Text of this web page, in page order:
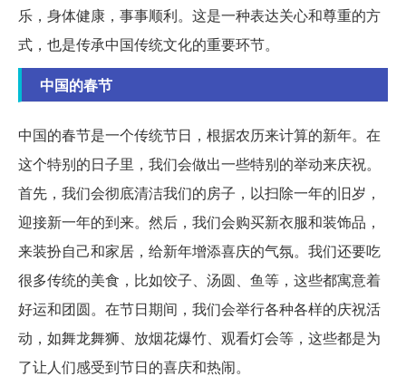
乐，身体健康，事事顺利。这是一种表达关心和尊重的方
式，也是传承中国传统文化的重要环节。
中国的春节
中国的春节是一个传统节日，根据农历来计算的新年。在
这个特别的日子里，我们会做出一些特别的举动来庆祝。
首先，我们会彻底清洁我们的房子，以扫除一年的旧岁，
迎接新一年的到来。然后，我们会购买新衣服和装饰品，
来装扮自己和家居，给新年增添喜庆的气氛。我们还要吃
很多传统的美食，比如饺子、汤圆、鱼等，这些都寓意着
好运和团圆。在节日期间，我们会举行各种各样的庆祝活
动，如舞龙舞狮、放烟花爆竹、观看灯会等，这些都是为
了让人们感受到节日的喜庆和热闹。